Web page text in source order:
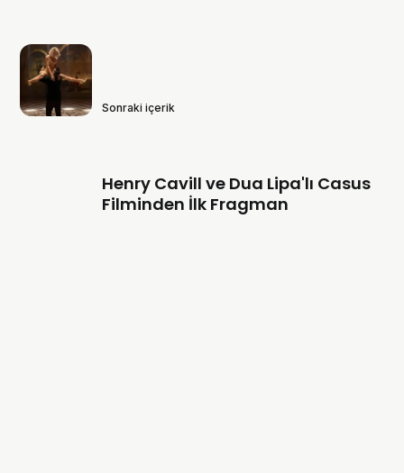
Sonraki içerik
Henry Cavill ve Dua Lipa'lı Casus
Filminden İlk Fragman